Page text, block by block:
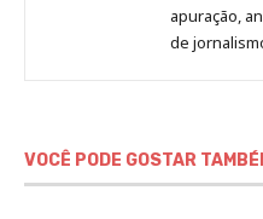
apuração,
de
VOCÊ PODE GOSTAR